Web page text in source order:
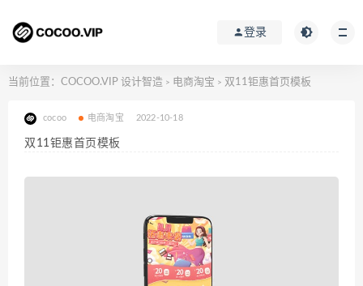
登录
当前位置： COCOO.VIP 设计智造 > 电商淘宝 > 双11钜惠首页模板
cocoo 电商淘宝 2022-10-18
双11钜惠首页模板